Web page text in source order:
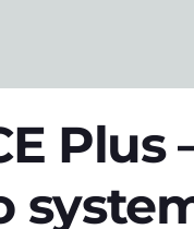
Plus